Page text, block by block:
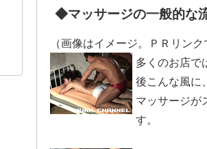
◆マッサージの一般的な
（画像はイメージ。ＰＲリンク
多くのお店で
後こんな風に
マッサージが
す。